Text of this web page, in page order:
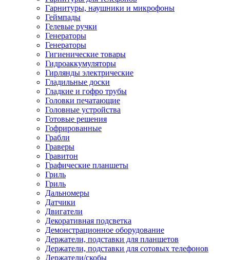
Гарнитуры, наушники и микрофоны
Геймпады
Гелевые ручки
Генераторы
Генераторы
Гигиенические товары
Гидроаккумуляторы
Гирлянды электрические
Гладильные доски
Гладкие и гофро трубы
Головки печатающие
Головные устройства
Готовые решения
Гофрированные
Грабли
Граверы
Гравитон
Графические планшеты
Гриль
Гриль
Дальномеры
Датчики
Двигатели
Декоративная подсветка
Демонстрационное оборудование
Держатели, подставки для планшетов
Держатели, подставки для сотовых телефонов
Держатели/скобы